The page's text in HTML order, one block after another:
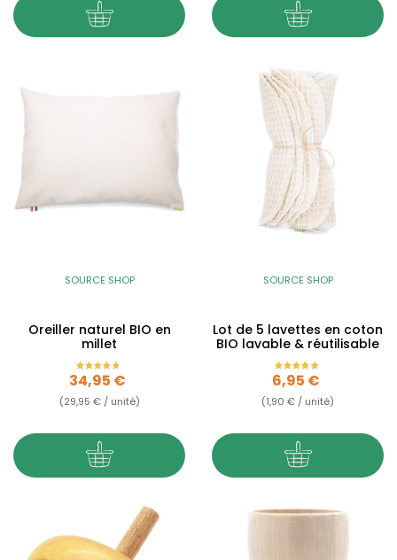
SOURCE SHOP
Oreiller naturel BIO en
millet
Prix
34,95 €
(29,95 € / unité)
SOURCE SHOP
Lot de 5 lavettes en coton
BIO lavable & réutilisable
Prix
6,95 €
(1,90 € / unité)